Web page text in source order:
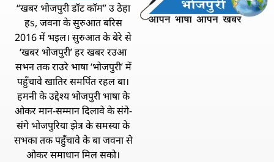
“खबर भोजपुरी डॉट कॉम” उ ठेहा
हs, जवना के सुरुआत बरिस
2016 में भइल। सुरुआत के बेरे से
‘खबर भोजपुरी’ हर खबर रउआ
सभन तक राउरे भाषा ‘भोजपुरी’ में
पहुँचावे खातिर समर्पित रहल बा।
हमनी के उद्देश्य भोजपुरी भाषा के
ओकर मान-सम्मान दिलावे के संगे-
संगे भोजपुरिया झेत्र के समस्या के
सभका तक पहुँचावे के बा जवना से
ओकर समाधान मिल सको।